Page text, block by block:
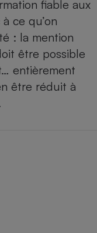
fiable aux
ce qu’on
: la mention
être possible
entièrement
être réduit à